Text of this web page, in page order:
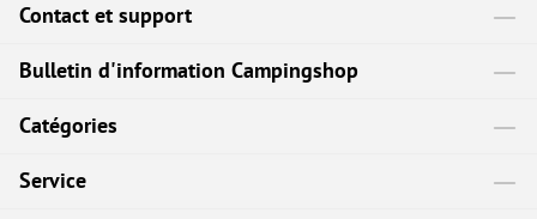
Contact et support
Bulletin d'information Campingshop
Catégories
Service